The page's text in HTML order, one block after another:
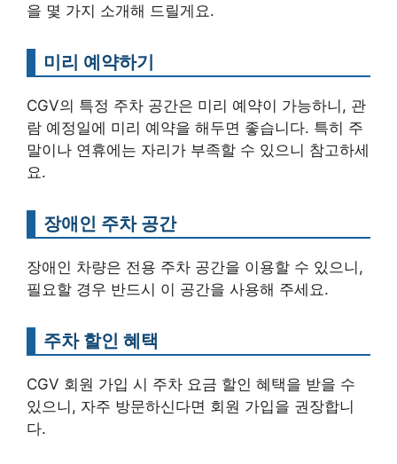
을 몇 가지 소개해 드릴게요.
미리 예약하기
CGV의 특정 주차 공간은 미리 예약이 가능하니, 관
람 예정일에 미리 예약을 해두면 좋습니다. 특히 주
말이나 연휴에는 자리가 부족할 수 있으니 참고하세
요.
장애인 주차 공간
장애인 차량은 전용 주차 공간을 이용할 수 있으니,
필요할 경우 반드시 이 공간을 사용해 주세요.
주차 할인 혜택
CGV 회원 가입 시 주차 요금 할인 혜택을 받을 수
있으니, 자주 방문하신다면 회원 가입을 권장합니
다.